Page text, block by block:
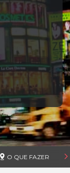
O QUE FAZER